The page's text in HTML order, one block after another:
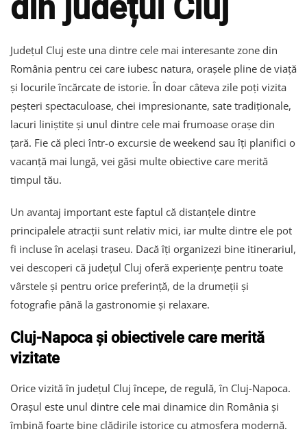
Județul Cluj este una dintre cele mai interesante zone din
România pentru cei care iubesc natura, orașele pline de viață
și locurile încărcate de istorie. În doar câteva zile poți vizita
peșteri spectaculoase, chei impresionante, sate tradiționale,
lacuri liniștite și unul dintre cele mai frumoase orașe din
țară. Fie că pleci într-o excursie de weekend sau îți planifici o
vacanță mai lungă, vei găsi multe obiective care merită
timpul tău.
Un avantaj important este faptul că distanțele dintre
principalele atracții sunt relativ mici, iar multe dintre ele pot
fi incluse în același traseu. Dacă îți organizezi bine itinerariul,
vei descoperi că județul Cluj oferă experiențe pentru toate
vârstele și pentru orice preferință, de la drumeții și
fotografie până la gastronomie și relaxare.
Cluj-Napoca și obiectivele care merită
vizitate
Orice vizită în județul Cluj începe, de regulă, în Cluj-Napoca.
Orașul este unul dintre cele mai dinamice din România și
îmbină foarte bine clădirile istorice cu atmosfera modernă.